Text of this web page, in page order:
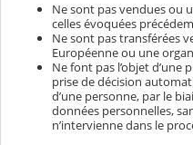
Ne sont pas vendues ou
celles évoquées
Ne sont pas transférées
Européenne ou une
Ne font pas l’objet d’une
prise de décision
d’une personne, par le
données personnelles,
n’intervienne dans le